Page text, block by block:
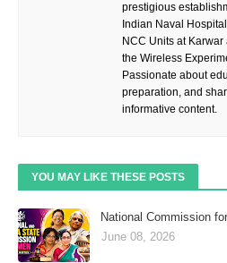
prestigious
Indian Naval
NCC Units at
the Wireless
Passionate about
preparation, and
informative content.
YOU MAY LIKE THESE POSTS
National Commission
June 08, 2026